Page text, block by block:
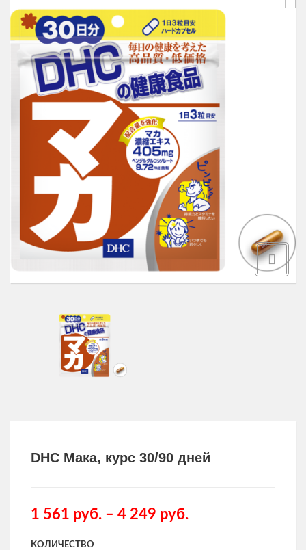
Здоровье и витамины
Товары для здоровья
Товары для детей
Уход за полостью рта
Уход за телом
Уход за лицом
Защита от насекомых
Товары для дома
Другие товары
Одежда и аксессуары для здоровья
О НАС
КАК ОФОРМИТЬ ЗАКАЗ
ОБРАТНАЯ СВЯЗЬ
DHC Мака, курс 30/90 дней
1 561 руб. – 4 249 руб.
КОЛИЧЕСТВО